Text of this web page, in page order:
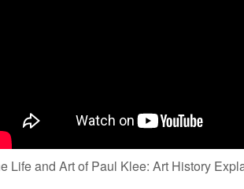
Life and Art of Paul Klee: Art History